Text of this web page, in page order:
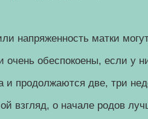
напряженность матки
очень обеспокоены, если у
и продолжаются две, три
взгляд, о начале родов